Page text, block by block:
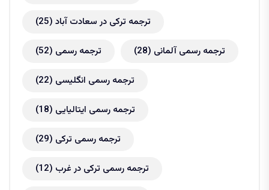
ترجمه ترکی در سعادت آباد (25)
ترجمه رسمی (52) ترجمه رسمی آلمانی (28)
ترجمه رسمی انگلیسی (22)
ترجمه رسمی ایتالیایی (18)
ترجمه رسمی ترکی (29)
ترجمه رسمی ترکی در غرب (12)